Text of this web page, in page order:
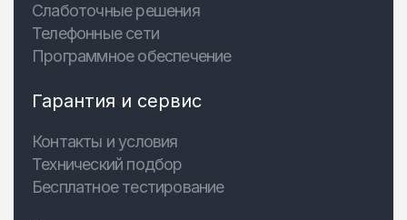
Слаботочные решения
Телефонные сети
Программное обеспечение
Гарантия и сервис
Контакты и условия
Технический подбор
Бесплатное тестирование